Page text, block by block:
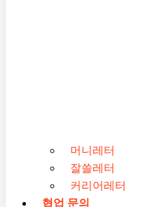
머니레터
잘쓸레터
커리어레터
협업 문의